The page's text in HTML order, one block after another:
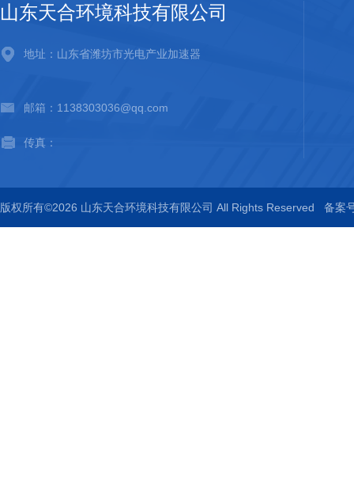
山东天合环境科技有限公司
地址：山东省潍坊市光电产业加速器
邮箱：1138303036@qq.com
传真：
版权所有©2026 山东天合环境科技有限公司 All Rights Reserved 备案